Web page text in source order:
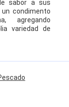
sabor a sus
condimento
agregando
variedad de